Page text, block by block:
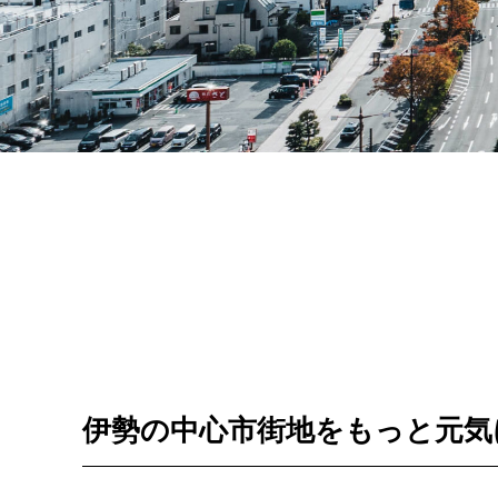
伊勢の中心市街地をもっと元